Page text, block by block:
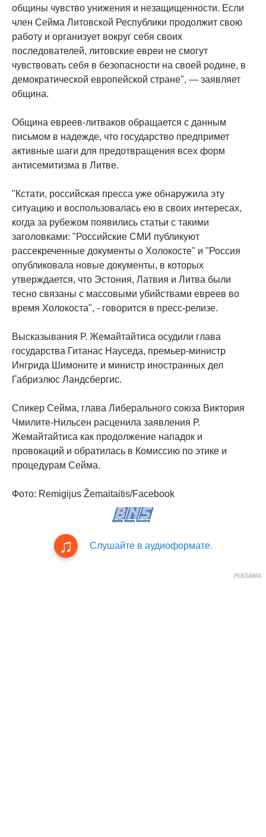
общины чувство унижения и незащищенности. Если
член Сейма Литовской Республики продолжит свою
работу и организует вокруг себя своих
последователей, литовские евреи не смогут
чувствовать себя в безопасности на своей родине, в
демократической европейской стране", — заявляет
община.
Община евреев-литваков обращается с данным
письмом в надежде, что государство предпримет
активные шаги для предотвращения всех форм
антисемитизма в Литве.
"Кстати, российская пресса уже обнаружила эту
ситуацию и воспользовалась ею в своих интересах,
когда за рубежом появились статьи с такими
заголовками: "Российские СМИ публикуют
рассекреченные документы о Холокосте" и "Россия
опубликовала новые документы, в которых
утверждается, что Эстония, Латвия и Литва были
тесно связаны с массовыми убийствами евреев во
время Холокоста", - говорится в пресс-релизе.
Высказывания Р. Жемайтайтиса осудили глава
государства Гитанас Науседа, премьер-министр
Ингрида Шимоните и министр иностранных дел
Габриэлюс Ландсбергис.
Спикер Сейма, глава Либерального союза Виктория
Чмилите-Нильсен расценила заявления Р.
Жемайтайтиса как продолжение нападок и
провокаций и обратилась в Комиссию по этике и
процедурам Сейма.
Фото: Remigijus Žemaitaitis/Facebook
Слушайте в аудиоформате.